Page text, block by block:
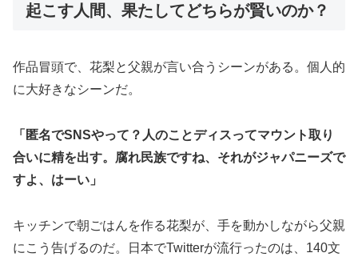
起こす人間、果たしてどちらが賢いのか？
作品冒頭で、花梨と父親が言い合うシーンがある。個人的
に大好きなシーンだ。
「匿名でSNSやって？人のことディスってマウント取り
合いに精を出す。腐れ民族ですね、それがジャパニーズで
すよ、はーい」
キッチンで朝ごはんを作る花梨が、手を動かしながら父親
にこう告げるのだ。日本でTwitterが流行ったのは、140文